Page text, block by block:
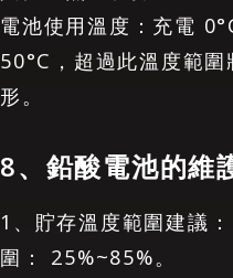
電池使用溫度：充電
50°C，超過此溫度範
形。
8、鉛酸電池的維
1、貯存溫度範圍建議
圍： 25%~85%。